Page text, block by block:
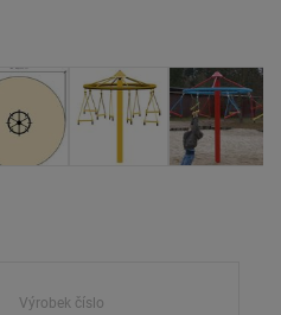
Výrobek číslo